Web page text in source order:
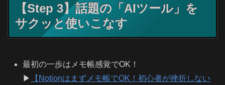
【Step 3】話題の「AIツール」を
サクッと使いこなす
最初の一歩はメモ帳感覚でOK！
▶
【Notionはまずメモ帳でOK！初心者が挫折しない